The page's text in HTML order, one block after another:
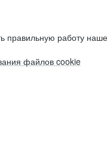
работу
файлов cookie